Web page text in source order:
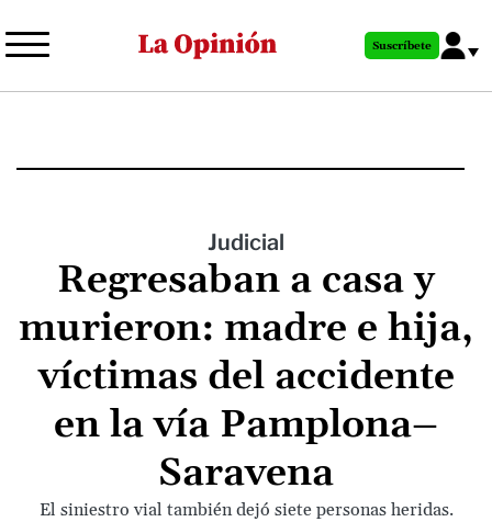
al
principal
Suscríbete
Judicial
Regresaban a casa y
murieron: madre e hija,
víctimas del accidente
en la vía Pamplona–
Saravena
El siniestro vial también dejó siete personas heridas.